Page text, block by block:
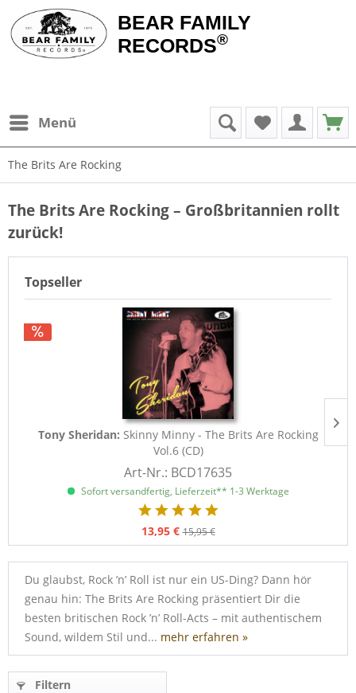
BEAR FAMILY
RECORDS®
Menü
The Brits Are Rocking
The Brits Are Rocking – Großbritannien rollt
zurück!
Topseller
Tony Sheridan: Skinny Minny - The Brits Are Rocking
Vol.6 (CD)
Art-Nr.: BCD17635
Sofort versandfertig, Lieferzeit** 1-3 Werktage
13,95 € 15,95 €
Du glaubst, Rock ’n’ Roll ist nur ein US-Ding? Dann hör
genau hin: The Brits Are Rocking präsentiert Dir die
besten britischen Rock ’n’ Roll-Acts – mit authentischem
Sound, wildem Stil und... mehr erfahren »
Filtern